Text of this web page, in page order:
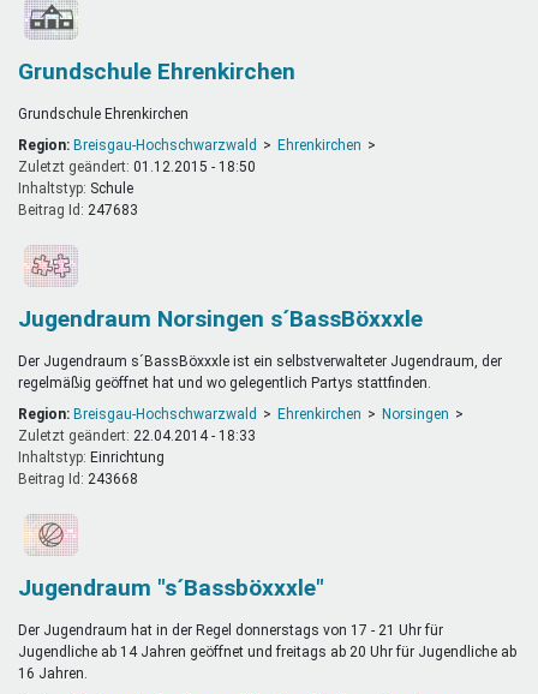
Grundschule Ehrenkirchen
Grundschule Ehrenkirchen
Region: Breisgau-Hochschwarzwald
Ehrenkirchen
Zuletzt geändert: 01.12.2015 - 18:50
Inhaltstyp:
schule
Beitrag Id: 247683
Jugendraum Norsingen s´BassBöxxxle
Der Jugendraum s´BassBöxxxle ist ein selbstverwalteter Jugendraum, der
regelmäßig geöffnet hat und wo gelegentlich Partys stattfinden.
Region: Breisgau-Hochschwarzwald Ehrenkirchen
Norsingen
Zuletzt geändert: 22.04.2014 - 18:33
Inhaltstyp:
einrichtung
Beitrag Id: 243668
Jugendraum "s´Bassböxxxle"
Der Jugendraum hat in der Regel donnerstags von 17 - 21 Uhr für
Jugendliche ab 14 Jahren geöffnet und freitags ab 20 Uhr für Jugendliche ab
16 Jahren.